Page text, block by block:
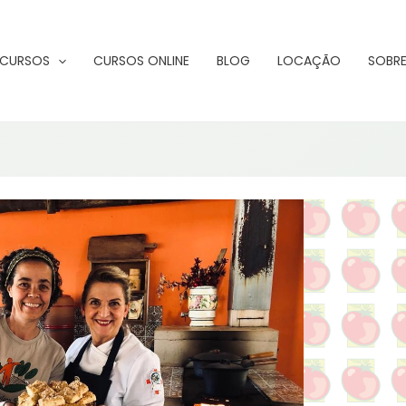
CURSOS CURSOS ONLINE BLOG LOCAÇÃO